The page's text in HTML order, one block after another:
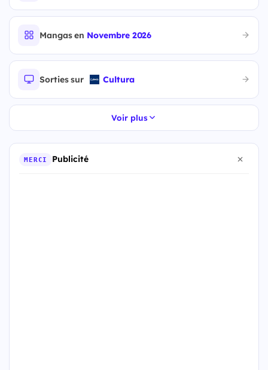
Mangas en Novembre 2026
Sorties sur Cultura
Voir plus
MERCI Publicité